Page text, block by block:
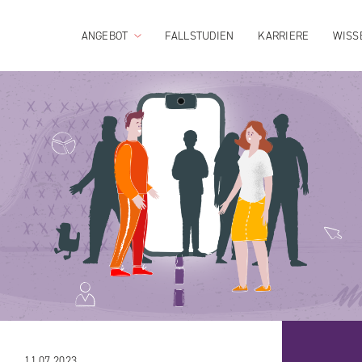
ANGEBOT FALLSTUDIEN KARRIERE